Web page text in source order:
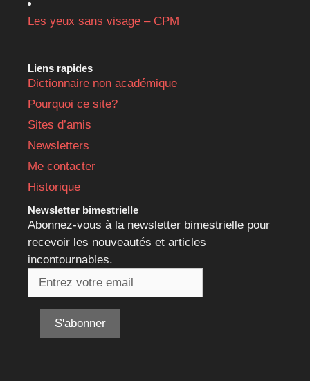
Les yeux sans visage – CPM
Liens rapides
Dictionnaire non académique
Pourquoi ce site?
Sites d’amis
Newsletters
Me contacter
Historique
Newsletter bimestrielle
Abonnez-vous à la newsletter bimestrielle pour
recevoir les nouveautés et articles
incontournables.